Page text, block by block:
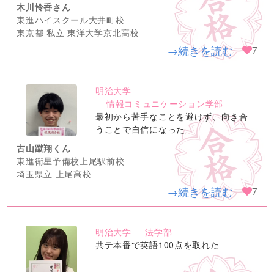
木川怜香さん
東進ハイスクール大井町校
東京都 私立 東洋大学京北高校
→続きを読む 7
no
image
明治大学
情報コミュニケーション学部
最初から苦手なことを避けず、向き合
うことで自信になった
古山蹴翔くん
東進衛星予備校上尾駅前校
埼玉県立 上尾高校
→続きを読む 7
no
image
明治大学
法学部
共テ本番で英語100点を取れた